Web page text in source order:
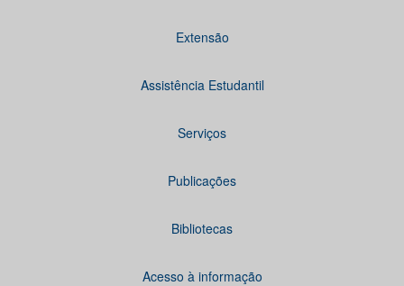
Extensão
Assistência Estudantil
Serviços
Publicações
Bibliotecas
Acesso à informação